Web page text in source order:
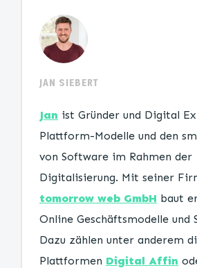
JAN SIEBERT
Jan ist Gründer und Digital
Plattform-Modelle und den
von Software im Rahmen der
Digitalisierung. Mit seiner
tomorrow web GmbH baut
Online Geschäftsmodelle und
Dazu zählen unter anderem
Plattformen Digital Affin